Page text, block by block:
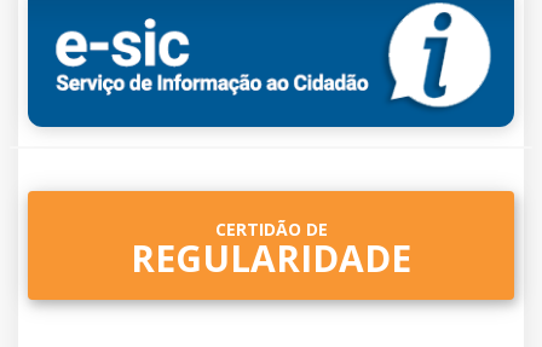
CERTIDÃO DE
REGULARIDADE